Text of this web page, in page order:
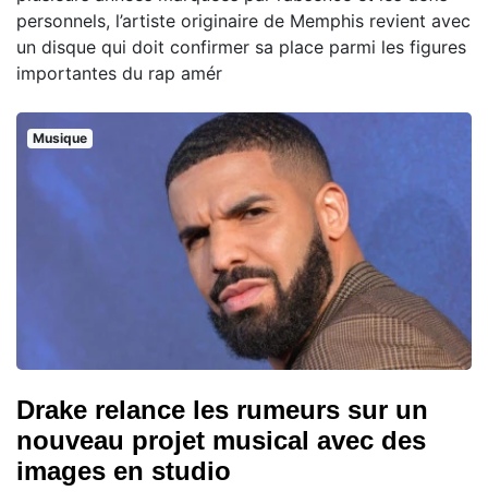
personnels, l’artiste originaire de Memphis revient avec
un disque qui doit confirmer sa place parmi les figures
importantes du rap amér
Musique
Drake relance les rumeurs sur un
nouveau projet musical avec des
images en studio